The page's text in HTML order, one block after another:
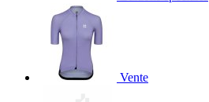
Vente